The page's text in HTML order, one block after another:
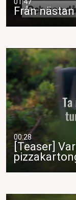
01:47
Från
00:28
[Teaser]